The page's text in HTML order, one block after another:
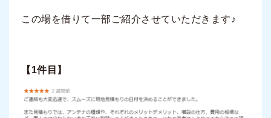
この場を借りて一部ご紹介させていただきます♪
【1件目】